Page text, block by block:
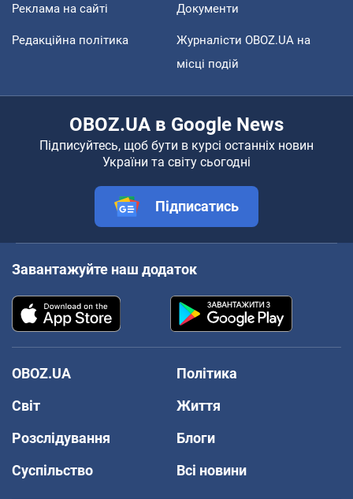
Реклама на сайті Документи
Редакційна політика
Журналісти OBOZ.UA на
місці подій
OBOZ.UA в Google News
Підписуйтесь, щоб бути в курсі останніх новин
України та світу сьогодні
Підписатись
Завантажуйте наш додаток
OBOZ.UA
Політика
Світ
Життя
Розслідування
Блоги
Суспільство
Всі новини